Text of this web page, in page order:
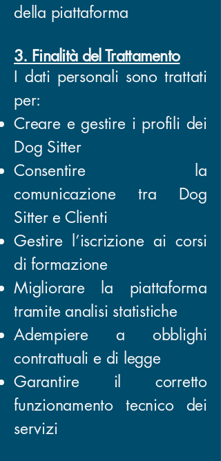
della piattaforma
3. Finalità del Trattamento
I dati personali sono trattati
per:
Creare e gestire i profili dei
Dog Sitter
Consentire la
comunicazione tra Dog
Sitter e Clienti
Gestire l’iscrizione ai corsi
di formazione
Migliorare la piattaforma
tramite analisi statistiche
Adempiere a obblighi
contrattuali e di legge
Garantire il corretto
funzionamento tecnico dei
servizi